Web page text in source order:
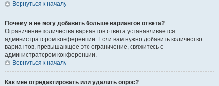
Вернуться к началу
Почему я не могу добавить больше вариантов ответа?
Ограничение количества вариантов ответа устанавливается
администратором конференции. Если вам нужно добавить количество
вариантов, превышающее это ограничение, свяжитесь с
администратором конференции.
Вернуться к началу
Как мне отредактировать или удалить опрос?